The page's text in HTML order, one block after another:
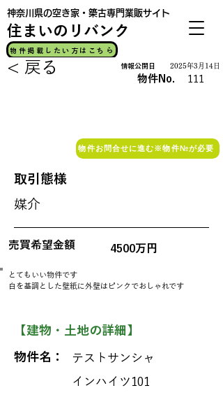
神奈川県の空き家・築古専門業販サイト
​住まいのリバンク
物件掲載したい方はこちら
< 戻る 情報公開日 2025年3月14日
物件No. 111
物件お問合せに進む※物件№が必要
取引態様
媒介
売買希望金額 4500万円
とてもいい物件です
白を基調とした壁紙に外壁はピンクでおしゃれです
【建物・土地の詳細】
物件名：
テストサンシャ
インハイツ101